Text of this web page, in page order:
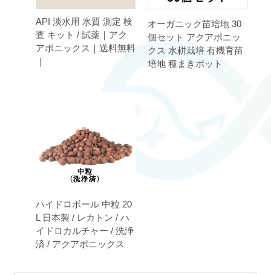
API 淡水用 水質 測定 検
査 キット / 試薬｜アク
アポニックス｜送料無料
｜
オーガニック苗培地 30
個セット アクアポニッ
クス 水耕栽培 有機育苗
培地 種まきポット
ハイドロボール 中粒 20
L 日本製 / レカトン / ハ
イドロカルチャー / 洗浄
済 / アクアポニックス